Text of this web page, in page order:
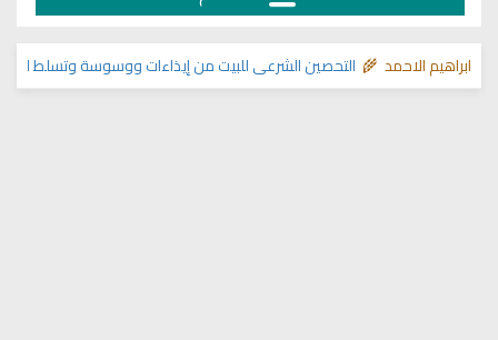
التحصين الشرعي للبيت من إيذاءات ووسوسة وتسلط الجن الاحمد 🌾